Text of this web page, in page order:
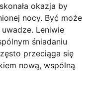
okazja by
nocy. Być może
Leniwie
śniadaniu
przeciąga się
nową, wspólną